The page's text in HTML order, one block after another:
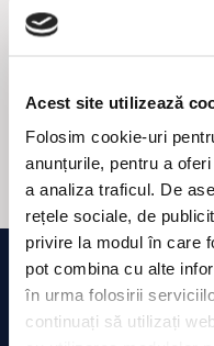
Acest site utilizează
Folosim cookie-uri
anunțurile, pentru a
a analiza traficul. De
rețele sociale, de
privire la modul în care
pot combina cu alte
în urma folosirii
continuați să utilizați
Adresa
CAPTCHA